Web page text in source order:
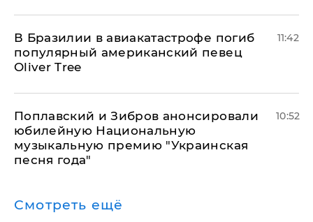
В Бразилии в авиакатастрофе погиб
популярный американский певец
Oliver Tree
11:42
Поплавский и Зибров анонсировали
юбилейную Национальную
музыкальную премию "Украинская
песня года"
10:52
Смотреть ещё